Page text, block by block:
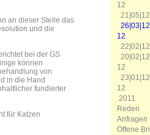
an dieser Stelle das
und die
bei der GS
können
von
in die Hand
fundierter
für Katzen
12
12
12
12
2011
Reden
Anfragen
Offene